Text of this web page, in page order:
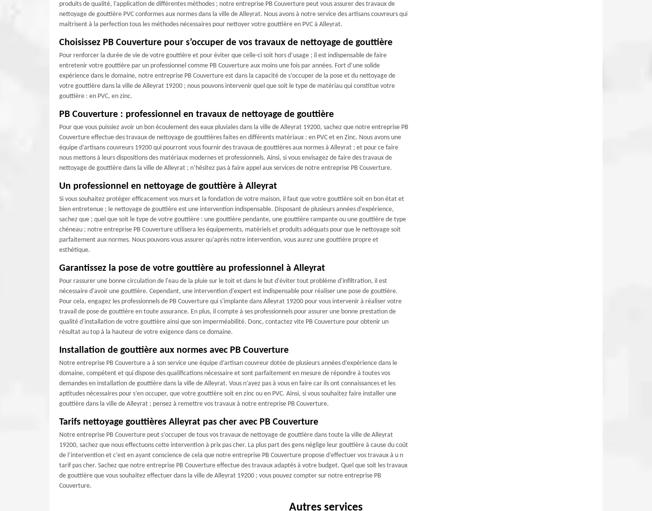
produits de qualité, l’application de différentes méthodes ; notre entreprise PB Couverture peut vous assurer des travaux de
nettoyage de gouttière PVC conformes aux normes dans la ville de Alleyrat. Nous avons à notre service des artisans couvreurs qui
maîtrisent à la perfection tous les méthodes nécessaires pour nettoyer votre gouttière en PVC à Alleyrat.
Choisissez PB Couverture pour s’occuper de vos travaux de nettoyage de gouttière
Pour renforcer la durée de vie de votre gouttière et pour éviter que celle-ci soit hors d’usage ; il est indispensable de faire
entretenir votre gouttière par un professionnel comme PB Couverture aux moins une fois par années. Fort d’une solide
expérience dans le domaine, notre entreprise PB Couverture est dans la capacité de s’occuper de la pose et du nettoyage de
votre gouttière dans la ville de Alleyrat 19200 ; nous pouvons intervenir quel que soit le type de matériau qui constitue votre
gouttière : en PVC, en zinc.
PB Couverture : professionnel en travaux de nettoyage de gouttière
Pour que vous puissiez avoir un bon écoulement des eaux pluviales dans la ville de Alleyrat 19200, sachez que notre entreprise PB
Couverture effectue des travaux de nettoyage de gouttières faites en différents matériaux : en PVC et en Zinc. Nous avons une
équipe d’artisans couvreurs 19200 qui pourront vous fournir des travaux de gouttières aux normes à Alleyrat ; et pour ce faire
nous mettons à leurs dispositions des matériaux modernes et professionnels. Ainsi, si vous envisagez de faire des travaux de
nettoyage de gouttière dans la ville de Alleyrat ; n’hésitez pas à faire appel aux services de notre entreprise PB Couverture.
Un professionnel en nettoyage de gouttière à Alleyrat
Si vous souhaitez protéger efficacement vos murs et la fondation de votre maison, il faut que votre gouttière soit en bon état et
bien entretenue ; le nettoyage de gouttière est une intervention indispensable. Disposant de plusieurs années d’expérience,
sachez que ; quel que soit le type de votre gouttière : une gouttière pendante, une gouttière rampante ou une gouttière de type
chéneau ; notre entreprise PB Couverture utilisera les équipements, matériels et produits adéquats pour que le nettoyage soit
parfaitement aux normes. Nous pouvons vous assurer qu’après notre intervention, vous aurez une gouttière propre et
esthétique.
Garantissez la pose de votre gouttière au professionnel à Alleyrat
Pour rassurer une bonne circulation de l'eau de la pluie sur le toit et dans le but d'éviter tout problème d'infiltration, il est
nécessaire d'avoir une gouttière. Cependant, une intervention d'expert est indispensable pour réaliser une pose de gouttière.
Pour cela, engagez les professionnels de PB Couverture qui s'implante dans Alleyrat 19200 pour vous intervenir à réaliser votre
travail de pose de gouttière en toute assurance. En plus, il compte à ses professionnels pour assurer une bonne prestation de
qualité d'installation de votre gouttière ainsi que son imperméabilité. Donc, contactez vite PB Couverture pour obtenir un
résultat au top à la hauteur de votre exigence dans ce domaine.
Installation de gouttière aux normes avec PB Couverture
Notre entreprise PB Couverture a à son service une équipe d’artisan couvreur dotée de plusieurs années d’expérience dans le
domaine, compétent et qui dispose des qualifications nécessaire et sont parfaitement en mesure de répondre à toutes vos
demandes en installation de gouttière dans la ville de Alleyrat. Vous n’ayez pas à vous en faire car ils ont connaissances et les
aptitudes nécessaires pour s’en occuper, que votre gouttière soit en zinc ou en PVC. Ainsi, si vous souhaitez faire installer une
gouttière dans la ville de Alleyrat ; pensez à remettre vos travaux à notre entreprise PB Couverture.
Tarifs nettoyage gouttières Alleyrat pas cher avec PB Couverture
Notre entreprise PB Couverture peut s’occuper de tous vos travaux de nettoyage de gouttière dans toute la ville de Alleyrat
19200, sachez que nous effectuons cette intervention à prix pas cher. La plus part des gens néglige leur gouttière à cause du coût
de l’intervention et c’est en ayant conscience de cela que notre entreprise PB Couverture propose d’effectuer vos travaux à u n
tarif pas cher. Sachez que notre entreprise PB Couverture effectue des travaux adaptés à votre budget. Quel que soit les travaux
de gouttière que vous souhaitez effectuer dans la ville de Alleyrat 19200 ; vous pouvez compter sur notre entreprise PB
Couverture.
Autres services